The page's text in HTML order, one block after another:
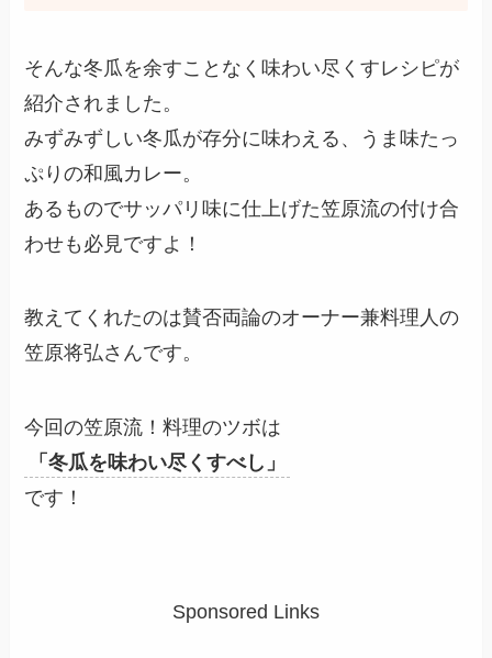
そんな冬瓜を余すことなく味わい尽くすレシピが
紹介されました。
みずみずしい冬瓜が存分に味わえる、うま味たっ
ぷりの和風カレー。
あるものでサッパリ味に仕上げた笠原流の付け合
わせも必見ですよ！
教えてくれたのは賛否両論のオーナー兼料理人の
笠原将弘さんです。
今回の笠原流！料理のツボは
「冬瓜を味わい尽くすべし」
です！
Sponsored Links